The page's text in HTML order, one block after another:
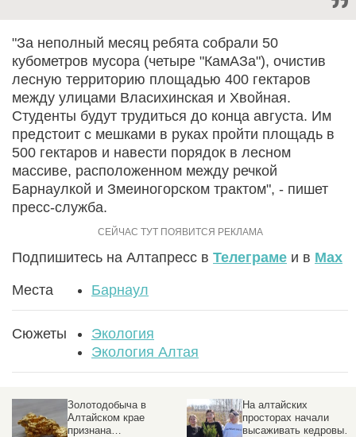
"За неполный месяц ребята собрали 50
кубометров мусора (четыре "КамАЗа"), очистив
лесную территорию площадью 400 гектаров
между улицами Власихинская и Хвойная.
Студенты будут трудиться до конца августа. Им
предстоит с мешками в руках пройти площадь в
500 гектаров и навести порядок в лесном
массиве, расположенном между речкой
Барнаулкой и Змеиногорском трактом", - пишет
пресс-служба.
Подпишитесь на Алтапресс в Телеграме и в Max
Места Барнаул
Сюжеты
Экология
Экология Алтая
Золотодобыча в
Алтайском крае
признана
На алтайских
просторах начали
высаживать кедровый